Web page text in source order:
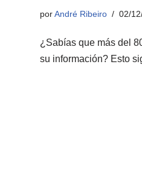
porAndré Ribeiro 02/
¿Sabías que más del
su información? Esto